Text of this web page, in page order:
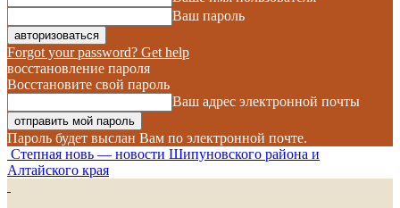
Ваш пароль
Forgot your password? Get help
восстановление пароля
Восстановите свой пароль
Ваш адрес электронной почты
Пароль будет выслан Вам по электронной почте.
Степная новь — новости Шипуновского района и
Алтайского края